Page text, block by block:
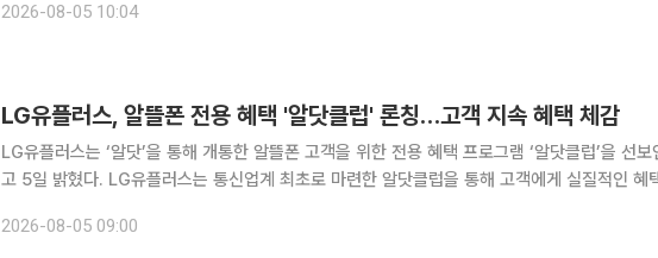
상생활 불편을 줄이고 보호자의 돌봄 부담을 덜기 위해 2017년
2026-08-05 10:04
LG유플러스, 알뜰폰 전용 혜택 '알닷클럽' 론칭…고객 지속 혜택 체감
LG유플러스는 ‘알닷’을 통해 개통한 알뜰폰 고객을 위한 전용 혜택 프로그램 ‘알닷클럽’을 선보
고 5일 밝혔다. LG유플러스는 통신업계 최초로 마련한 알닷클럽을 통해 고객에게 실질적인 혜
뜰폰 혜택을 기존 고객까지 확대하는 고객 케어 프로그램이다. 알닷
2026-08-05 09:00